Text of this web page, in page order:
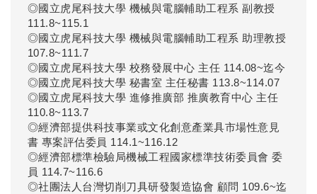
◎國立虎尾科技大學 機械與電腦輔助工程系 副教授
111.8~115.1
◎國立虎尾科技大學 機械與電腦輔助工程系 助理教授
107.8~111.7
◎國立虎尾科技大學 校務發展中心 主任 114.08~迄今
◎國立虎尾科技大學 秘書室 主任秘書 113.8~114.07
◎國立虎尾科技大學 進修推廣部 推廣教育中心 主任
110.8~113.7
◎經濟部提供科技事業或文化創意產業具市場性意見
書 專案評估委員 114.1~116.12
◎經濟部標準檢驗局機械工程國家標準技術委員會 委
員 114.7~116.6
◎社團法人台灣切削刀具研發製造協會 顧問 109.6~迄